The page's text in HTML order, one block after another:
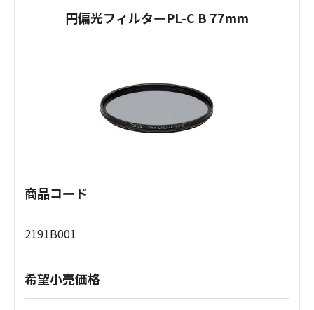
円偏光フィルターPL-C B 77mm
商品コード
2191B001
希望小売価格